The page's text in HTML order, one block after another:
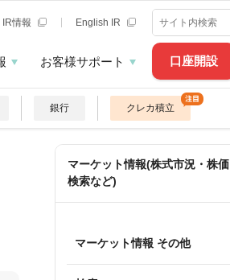
口座開設
情報 English IR
お客様サポート
銀行 クレカ積立
マーケット情報(株式市況・株価
検索など)
マーケット情報 その他